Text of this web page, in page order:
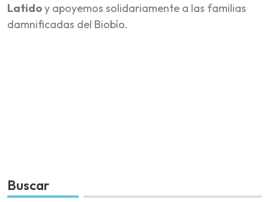
Latidoy apoyemos solidariamente a las familias
damnificadas del Biobío.
Buscar